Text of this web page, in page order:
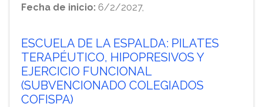
Fecha de inicio: 6/2/2027,
ESCUELA DE LA ESPALDA: PILATES
TERAPÉUTICO, HIPOPRESIVOS Y
EJERCICIO FUNCIONAL
(SUBVENCIONADO COLEGIADOS
COFISPA)